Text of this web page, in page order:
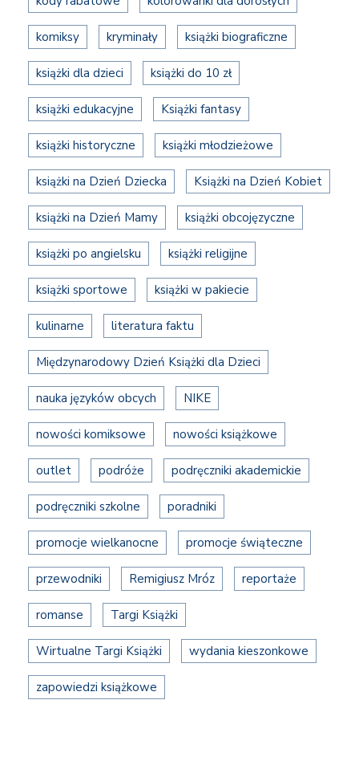
komiksy kryminały książki biograficzne
książki dla dzieci książki do 10 zł
książki edukacyjne Książki fantasy
książki historyczne książki młodzieżowe
książki na Dzień Dziecka Książki na Dzień Kobiet
książki na Dzień Mamy książki obcojęzyczne
książki po angielsku książki religijne
książki sportowe książki w pakiecie
kulinarne literatura faktu
Międzynarodowy Dzień Książki dla Dzieci
nauka języków obcych NIKE
nowości komiksowe nowości książkowe
outlet podróże podręczniki akademickie
podręczniki szkolne poradniki
promocje wielkanocne promocje świąteczne
przewodniki Remigiusz Mróz reportaże
romanse Targi Książki
Wirtualne Targi Książki wydania kieszonkowe
zapowiedzi książkowe